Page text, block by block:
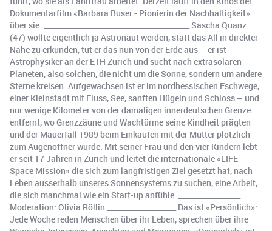
Dokumentarfilm «Barbara Buser - Pionierin der Nachhaltigkeit»
über sie. ________________________________________ Sascha Quanz
(47) wollte eigentlich ja Astronaut werden, statt das All in direkter
Nähe zu erkunden, tut er das nun von der Erde aus – er ist
Astrophysiker an der ETH Zürich und sucht nach extrasolaren
Planeten, also solchen, die nicht um die Sonne, sondern um andere
Sterne kreisen. Aufgewachsen ist er im nordhessischen Eschwege,
einer Kleinstadt mit Fluss, See, sanften Hügeln und Schloss – und
nur wenige Kilometer von der damaligen innerdeutschen Grenze
entfernt, wo Grenzzäune und Wachtürme seine Kindheit prägten
und der Mauerfall 1989 beim Einkaufen mit der Mutter plötzlich
zum Augenöffner wurde. Mit seiner Frau und den vier Kindern lebt
er seit 17 Jahren in Zürich und leitet die internationale «LIFE
Space Mission» die sich zum langfristigen Ziel gesetzt hat, nach
Leben ausserhalb unseres Sonnensystems zu suchen, eine Arbeit,
die sich manchmal wie ein Start-up anfühle. _________________
Moderation: Olivia Röllin ___________________ Das ist «Persönlich»:
Jede Woche reden Menschen über ihr Leben, sprechen über ihre